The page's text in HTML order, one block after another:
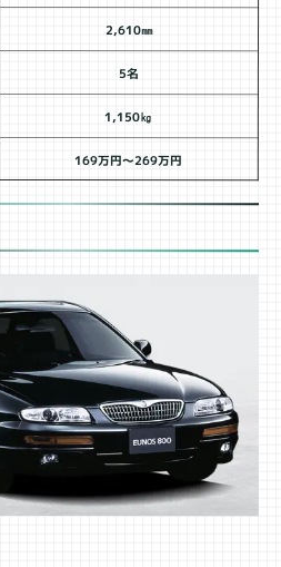
2,610㎜
5名
1,150㎏
169万円～269万円